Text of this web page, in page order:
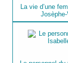
La vie d’une